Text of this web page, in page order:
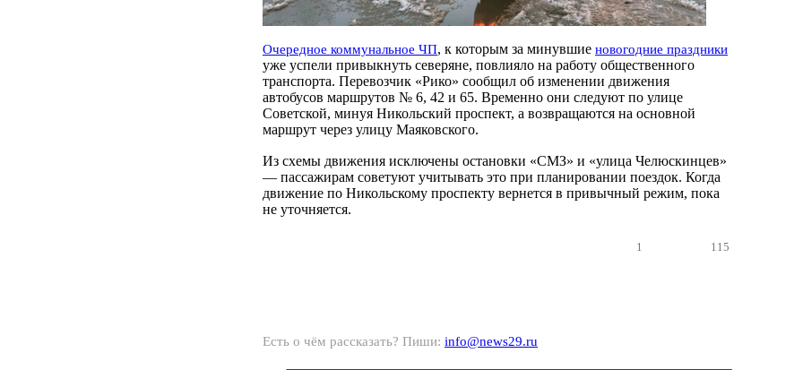
Очередное коммунальное ЧП, к которым за минувшие новогодние праздники
уже успели привыкнуть северяне, повлияло на работу общественного
транспорта. Перевозчик «Рико» сообщил об изменении движения
автобусов маршрутов № 6, 42 и 65. Временно они следуют по улице
Советской, минуя Никольский проспект, а возвращаются на основной
маршрут через улицу Маяковского.
Из схемы движения исключены остановки «СМЗ» и «улица Челюскинцев»
— пассажирам советуют учитывать это при планировании поездок. Когда
движение по Никольскому проспекту вернется в привычный режим, пока
не уточняется.
1 115
Есть о чём рассказать? Пиши: info@news29.ru